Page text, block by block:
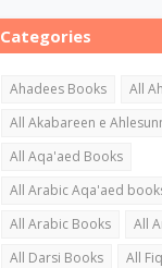
Categories
Ahadees Books
All
All Akabareen e
All Aqa'aed Books
All Arabic Aqa'aed
All Arabic Books
All
All Darsi Books
All